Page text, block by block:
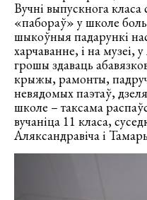
Вучні выпускнога
«пабораў» у школе
шыкоўныя падарункі
харчаванне, і на музеі,
грошы здаваць
крыжы, рамонты,
невядомых паэтаў,
школе – таксама
вучаніца 11 класа,
Аляксандравіча і